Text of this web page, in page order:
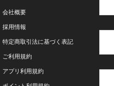
会社概要
採用情報
特定商取引法に基づく表記
ご利用規約
アプリ利用規約